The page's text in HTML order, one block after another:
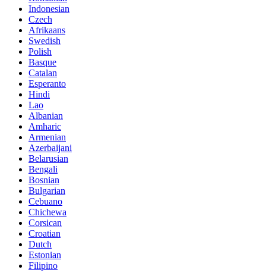
Indonesian
Czech
Afrikaans
Swedish
Polish
Basque
Catalan
Esperanto
Hindi
Lao
Albanian
Amharic
Armenian
Azerbaijani
Belarusian
Bengali
Bosnian
Bulgarian
Cebuano
Chichewa
Corsican
Croatian
Dutch
Estonian
Filipino